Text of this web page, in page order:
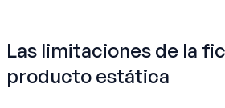
Las limitaciones de la
producto estática